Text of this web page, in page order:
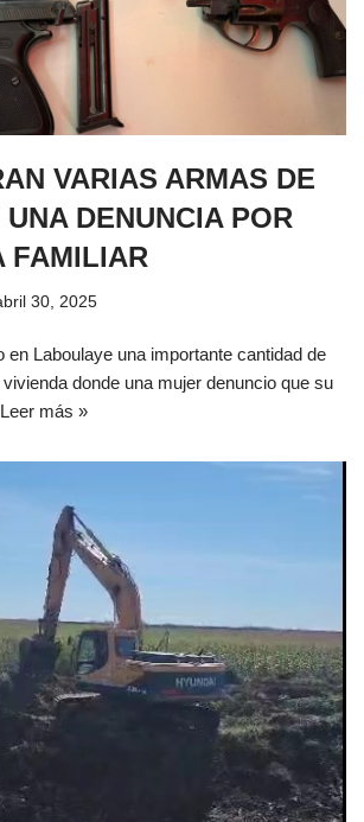
VARIAS ARMAS DE
DENUNCIA POR
FAMILIAR
30, 2025
en Laboulaye una importante cantidad de
donde una mujer denuncio que su
Leer más »